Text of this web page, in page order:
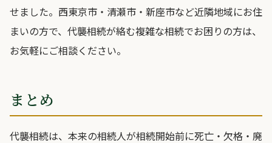
せました。西東京市・清瀬市・新座市など近隣地域にお住
まいの方で、代襲相続が絡む複雑な相続でお困りの方は、
お気軽にご相談ください。
まとめ
代襲相続は、本来の相続人が相続開始前に死亡・欠格・廃